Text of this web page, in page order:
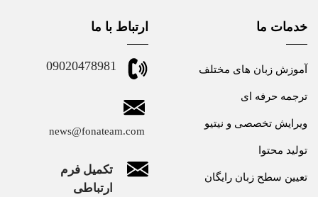
خدمات ما
آموزش زبان های مختلف
ترجمه حرفه ای
ویرایش تخصصی و نیتیو
تولید محتوا
تعیین سطح زبان رایگان
ارتباط با ما
09020478981
news@fonateam.com
تکمیل فرم
ارتباطی